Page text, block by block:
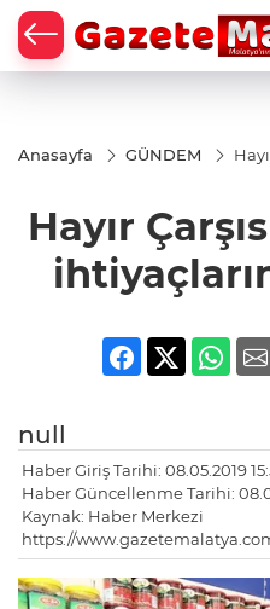
Anasayfa GÜNDEM
Hayır
null
Haber Giriş Tarihi: 08.05.2019
Haber Güncellenme Tarihi:
Kaynak: Haber Merkezi
https://